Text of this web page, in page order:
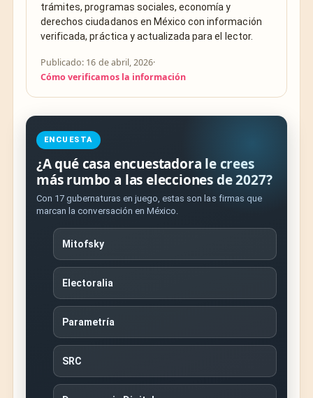
trámites, programas sociales, economía y
derechos ciudadanos en México con información
verificada, práctica y actualizada para el lector.
Publicado: 16 de abril, 2026·
Cómo verificamos la información
ENCUESTA
¿A qué casa encuestadora le crees
más rumbo a las elecciones de 2027?
Con 17 gubernaturas en juego, estas son las firmas que
marcan la conversación en México.
Mitofsky
Electoralia
Parametría
SRC